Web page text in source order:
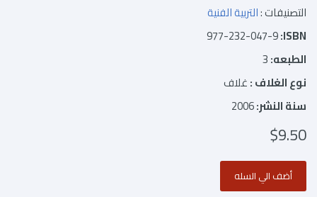
التصنيفات :التربية الفنية
ISBN:
977-232-047-9
الطبعه:3
نوع الغلاف :غلاف
سنة النشر:2006
$9.50